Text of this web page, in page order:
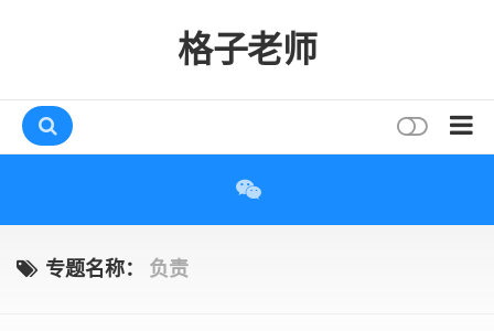
格子老师
互动
专题名称： 负责